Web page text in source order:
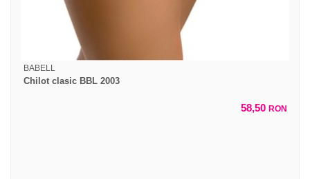
BABELL
Chilot clasic BBL 2003
58,50 RON